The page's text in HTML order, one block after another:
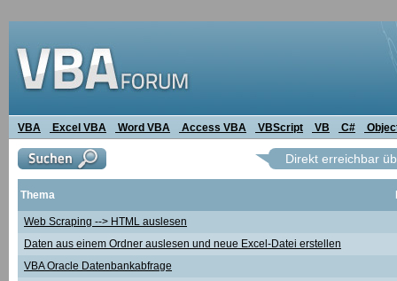
VBA Excel VBA Word VBA Access VBA VBScript VB C#
Direkt erreichbar
Thema
Web Scraping --> HTML auslesen
Daten aus einem Ordner auslesen und neue Excel-Datei erstellen
VBA Oracle Datenbankabfrage